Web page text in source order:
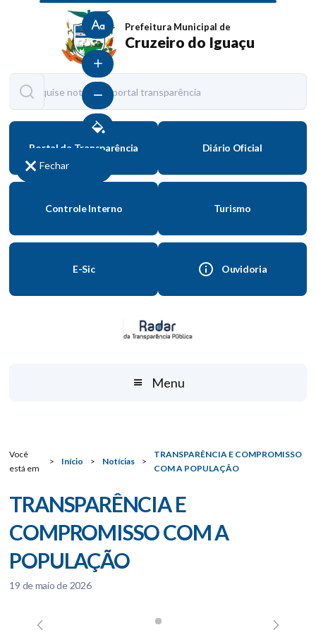
Tamanho normal
Aumentar fonte
Diminuir fonte
Fechar
Prefeitura Municipal de
Cruzeiro do Iguaçu
Portal da Transparência Diário Oficial
Controle Interno Turismo
E-Sic Ouvidoria
Menu
Você
está em
> Início > Notícias >
TRANSPARÊNCIA E COMPROMISSO
COM A POPULAÇÃO
TRANSPARÊNCIA E
COMPROMISSO COM A
POPULAÇÃO
19 de maio de 2026